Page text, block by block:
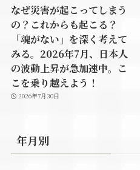
なぜ災害が起こってしまう
の？これからも起こる？
「魂がない」を深く考えて
みる。2026年7月、日本人
の波動上昇が急加速中。こ
こを乗り越えよう！
2026年7月30日
年月別